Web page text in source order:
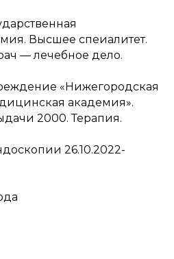
Высшее спеиалитет.
— лечебное дело.
«Нижегородская
академия».
2000. Терапия.
26.10.2022-